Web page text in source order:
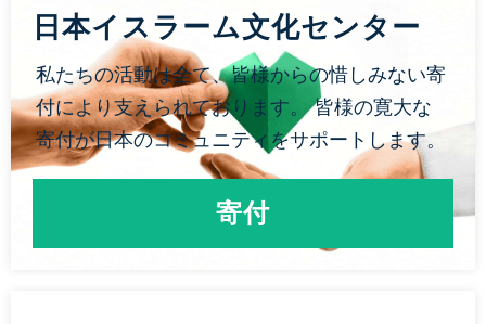
日本イスラーム文化センター
私たちの活動は全て、皆様からの惜しみない寄
付により支えられております。 皆様の寛大な
寄付が日本のコミュニティをサポートします。
寄付